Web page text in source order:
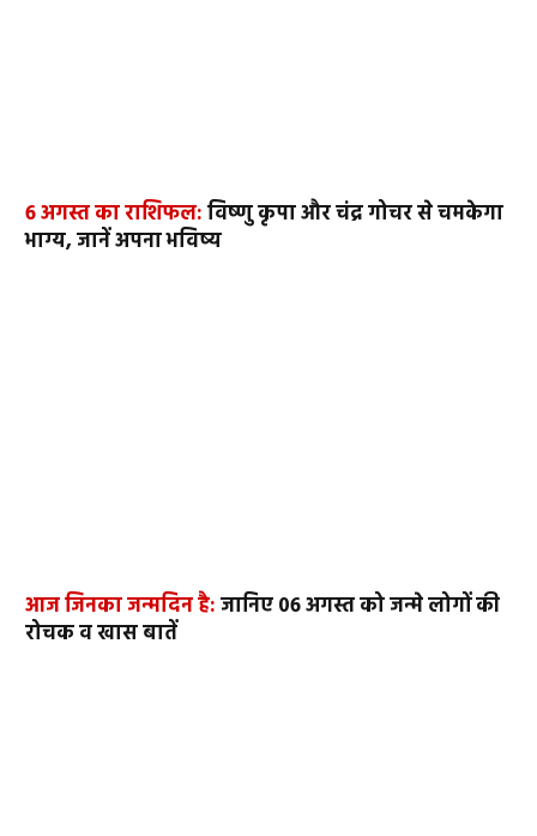
6 अगस्त का राशिफल:विष्णु कृपा और चंद्र गोचर से चमकेगा
भाग्य, जानें अपना भविष्य
आज जिनका जन्मदिन है:जानिए 06 अगस्त को जन्मे लोगों की
रोचक व खास बातें